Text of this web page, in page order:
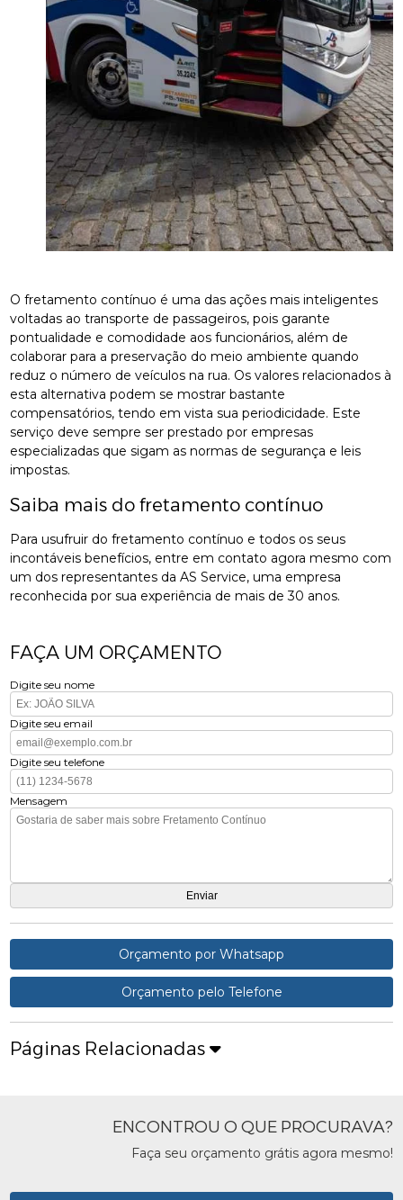
O fretamento contínuo é uma das ações mais inteligentes
voltadas ao transporte de passageiros, pois garante
pontualidade e comodidade aos funcionários, além de
colaborar para a preservação do meio ambiente quando
reduz o número de veículos na rua. Os valores relacionados à
esta alternativa podem se mostrar bastante
compensatórios, tendo em vista sua periodicidade. Este
serviço deve sempre ser prestado por empresas
especializadas que sigam as normas de segurança e leis
impostas.
Saiba mais do fretamento contínuo
Para usufruir do fretamento contínuo e todos os seus
incontáveis benefícios, entre em contato agora mesmo com
um dos representantes da AS Service, uma empresa
reconhecida por sua experiência de mais de 30 anos.
FAÇA UM ORÇAMENTO
Digite seu nome
Digite seu email
Digite seu telefone
Mensagem
Orçamento por Whatsapp
Orçamento pelo Telefone
Páginas Relacionadas
ENCONTROU O QUE PROCURAVA?
Faça seu orçamento grátis agora mesmo!